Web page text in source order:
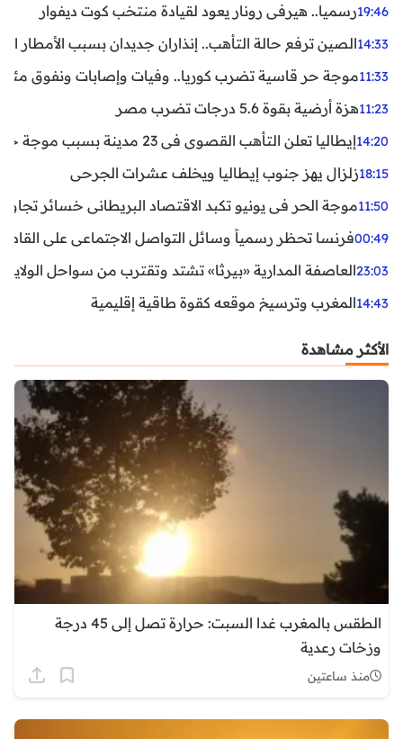
19:46رسميا.. هيرفي رونار يعود لقيادة منتخب كوت ديفوار
14:33الصين ترفع حالة التأهب.. إنذاران جديدان بسبب الأمطار
11:33موجة حر قاسية تضرب كوريا.. وفيات وإصابات ونفوق مئات
11:23هزة أرضية بقوة 5.6 درجات تضرب مصر
14:20إيطاليا تعلن التأهب القصوى في 23 مدينة بسبب موجة حر شديدة
18:15زلزال يهز جنوب إيطاليا ويخلف عشرات الجرحى
11:50موجة الحر في يونيو تكبد الاقتصاد البريطاني خسائر تجاوزت 1.5 مليار
00:49فرنسا تحظر رسمياً وسائل التواصل الاجتماعي على القاصرين
23:03العاصفة المدارية «بيرثا» تشتد وتقترب من سواحل
14:43المغرب وترسيخ موقعه كقوة طاقية إقليمية
الأكثر مشاهدة
الطقس بالمغرب غدا السبت: حرارة تصل إلى 45 درجة
وزخات رعدية
منذ ساعتين